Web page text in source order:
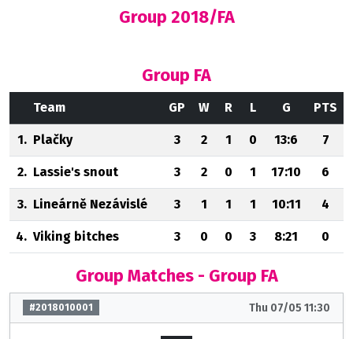
Group 2018/FA
Group FA
Team GP W R L G PTS
1. Plačky 3 2 1 0 13:6 7
2. Lassie's snout 3 2 0 1 17:10 6
3. Lineárně Nezávislé 3 1 1 1 10:11 4
4. Viking bitches 3 0 0 3 8:21 0
Group Matches - Group FA
#2018010001 Thu 07/05 11:30